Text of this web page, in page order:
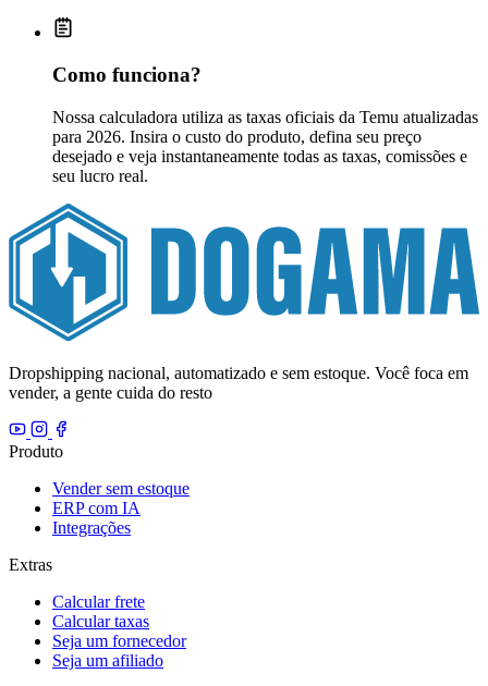
Como funciona?
Nossa calculadora utiliza as taxas oficiais da Temu atualizadas
para 2026. Insira o custo do produto, defina seu preço
desejado e veja instantaneamente todas as taxas, comissões e
seu lucro real.
Dropshipping nacional, automatizado e sem estoque. Você foca em
vender, a gente cuida do resto
Produto
Vender sem estoque
ERP com IA
Integrações
Extras
Calcular frete
Calcular taxas
Seja um fornecedor
Seja um afiliado